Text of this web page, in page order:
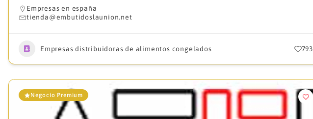
Empresas en españa
tienda@embutidoslaunion.net
Empresas distribuidoras de alimentos congelados 793
Negocio Premium